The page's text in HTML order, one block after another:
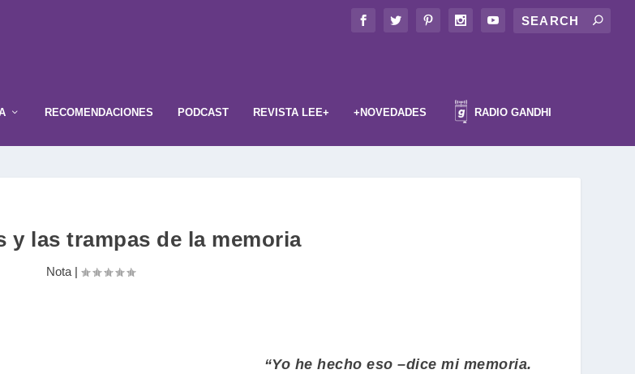
RECOMENDACIONES PODCAST REVISTA LEE+ +NOVEDADES RADIO GANDHI
y las trampas de la memoria
Nota|
“Yo he hecho eso –dice mi memoria.